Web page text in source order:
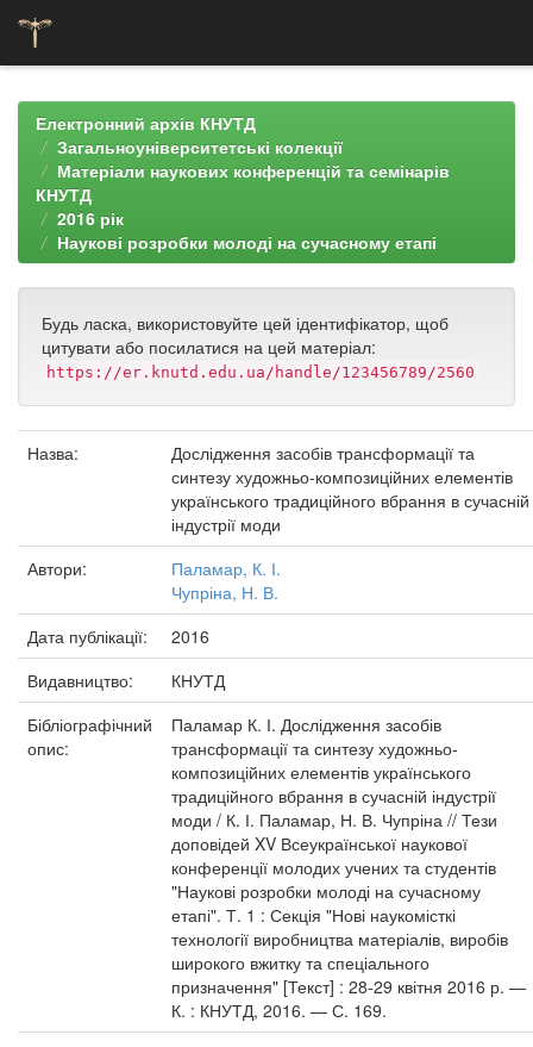
navigationЕлектронний архів КНУТД
Загальноуніверситетські колекції
Матеріали наукових конференцій та семінарів
КНУТД
2016 рік
Наукові розробки молоді на сучасному етапі
Будь ласка, використовуйте цей ідентифікатор, щоб
цитувати або посилатися на цей матеріал:
https://er.knutd.edu.ua/handle/123456789/2560
Назва:
Дослідження засобів трансформації та
синтезу художньо-композиційних елементів
українського традиційного вбрання в сучасній
індустрії моди
Автори:
Паламар, К. І.
Чупріна, Н. В.
Дата публікації:
2016
Видавництво:
КНУТД
Бібліографічний
опис:
Паламар К. І. Дослідження засобів
трансформації та синтезу художньо-
композиційних елементів українського
традиційного вбрання в сучасній індустрії
моди / К. І. Паламар, Н. В. Чупріна // Тези
доповідей XV Всеукраїнської наукової
конференції молодих учених та студентів
"Наукові розробки молоді на сучасному
етапі". Т. 1 : Секція "Нові наукомісткі
технології виробництва матеріалів, виробів
широкого вжитку та спеціального
призначення" [Текст] : 28-29 квітня 2016 р. —
К. : КНУТД, 2016. — С. 169.